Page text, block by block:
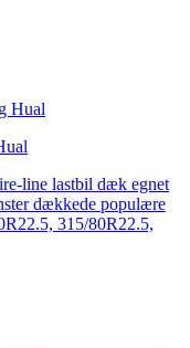
line lastbil dæk egnet
dækkede populære
315/80R22.5,